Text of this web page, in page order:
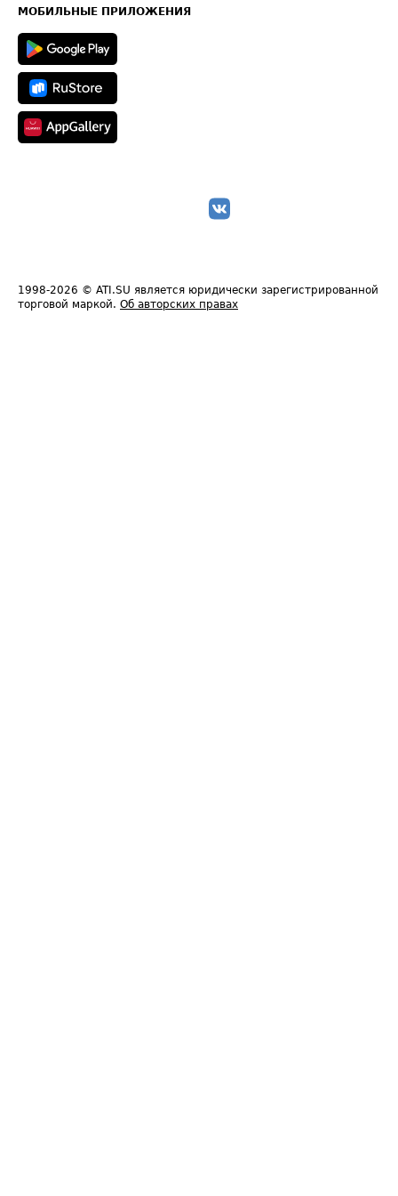
Техническая информация
МОБИЛЬНЫЕ ПРИЛОЖЕНИЯ
1998-2026 © ATI.SU является юридически зарегистрированной
торговой маркой. Об авторских правах